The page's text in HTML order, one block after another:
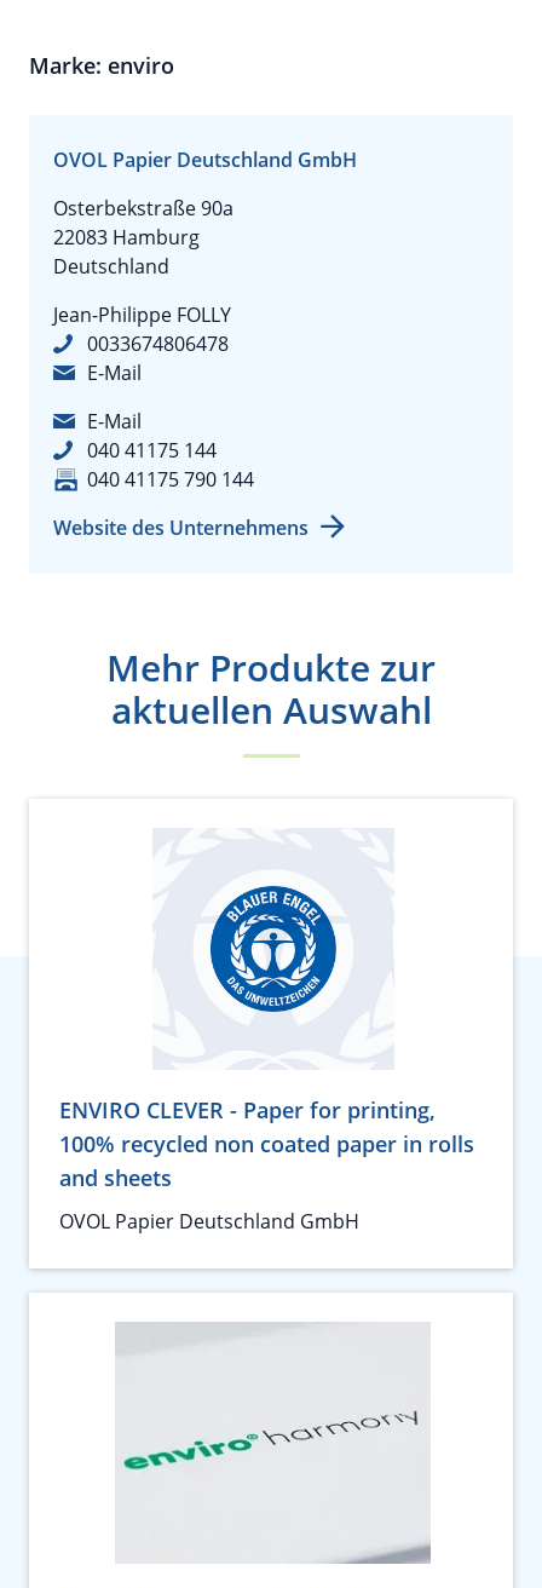
Marke: enviro
OVOL Papier Deutschland GmbH
Osterbekstraße 90a
22083 Hamburg
Deutschland
Jean-Philippe FOLLY
0033674806478
E-Mail
E-Mail
040 41175 144
040 41175 790 144
Website des Unternehmens
Mehr Produkte zur
aktuellen Auswahl
ENVIRO CLEVER - Paper for printing,
100% recycled non coated paper in rolls
and sheets
OVOL Papier Deutschland GmbH